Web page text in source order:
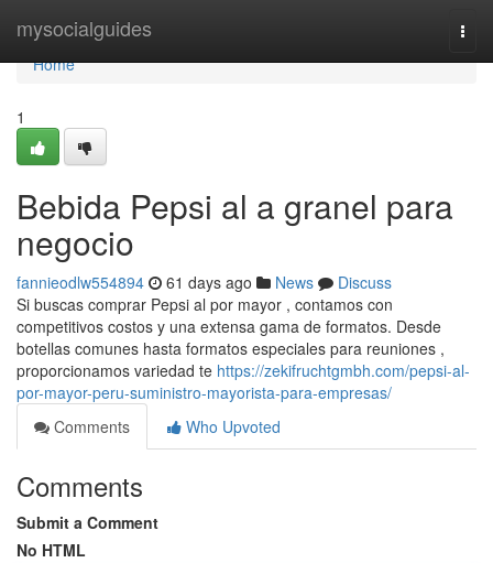
mysocialguides
Home
Home
1
Bebida Pepsi al a granel para
negocio
fannieodlw554894 61 days ago News
Discuss
Si buscas comprar Pepsi al por mayor , contamos con
competitivos costos y una extensa gama de formatos. Desde
botellas comunes hasta formatos especiales para reuniones ,
proporcionamos variedad te https://zekifruchtgmbh.com/pepsi-al-
por-mayor-peru-suministro-mayorista-para-empresas/
Comments
Who Upvoted
Comments
Submit a Comment
No HTML